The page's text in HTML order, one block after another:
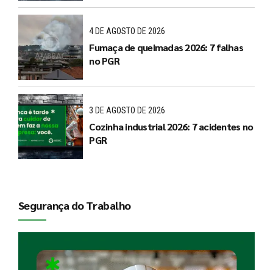
4 DE AGOSTO DE 2026
Fumaça de queimadas 2026: 7 falhas
no PGR
3 DE AGOSTO DE 2026
Cozinha industrial 2026: 7 acidentes no
PGR
Segurança do Trabalho